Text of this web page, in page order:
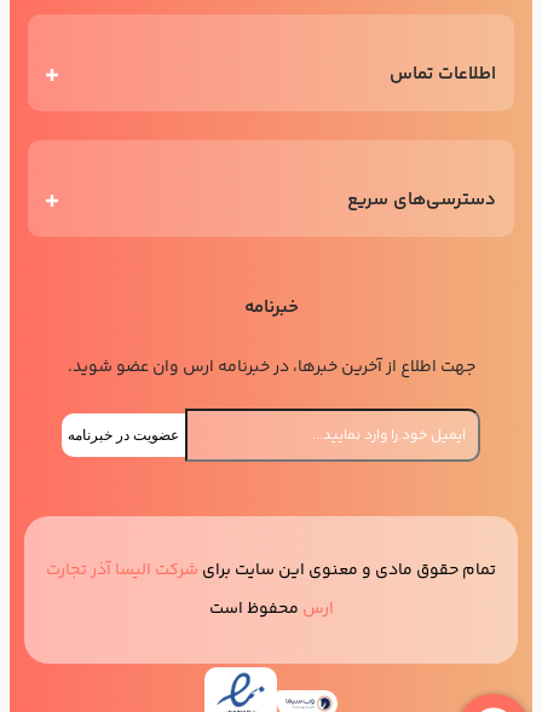
اطلاعات تماس
دسترسی‌های سریع
خبرنامه
جهت اطلاع از آخرین خبرها، در خبرنامه ارس وان عضو شوید.
عضویت در خبرنامه
تمام حقوق مادی و معنوی این سایت برای شرکت الیسا آذر تجارت
ارس محفوظ است